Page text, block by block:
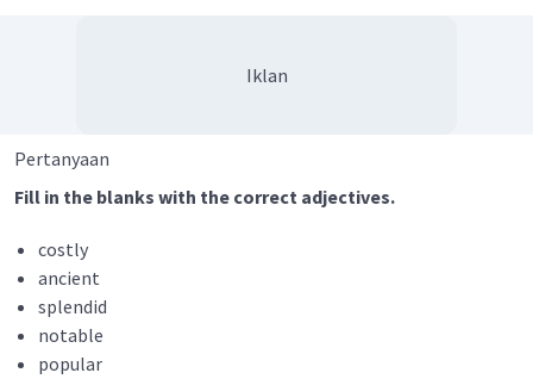
Iklan
Pertanyaan
Fill in the blanks with the correct adjectives.
costly
ancient
splendid
notable
popular